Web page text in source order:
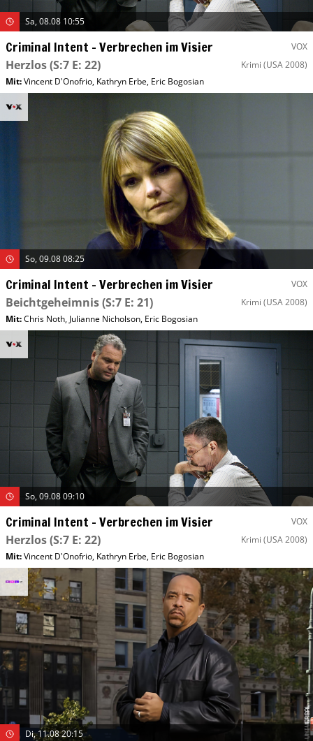
Sa, 08.08 10:55
Criminal Intent – Verbrechen im Visier VOX
Herzlos(S:7 E: 22) Krimi (USA 2008)
Mit:Vincent D'Onofrio, Kathryn Erbe, Eric Bogosian
So, 09.08 08:25
Criminal Intent – Verbrechen im Visier VOX
Beichtgeheimnis(S:7 E: 21) Krimi (USA 2008)
Mit:Chris Noth, Julianne Nicholson, Eric Bogosian
So, 09.08 09:10
Criminal Intent – Verbrechen im Visier VOX
Herzlos(S:7 E: 22) Krimi (USA 2008)
Mit:Vincent D'Onofrio, Kathryn Erbe, Eric Bogosian
Di, 11.08 20:15